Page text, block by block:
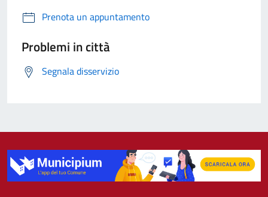
Prenota un appuntamento
Problemi in città
Segnala disservizio